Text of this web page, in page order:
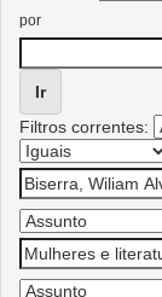
por
Filtros correntes: